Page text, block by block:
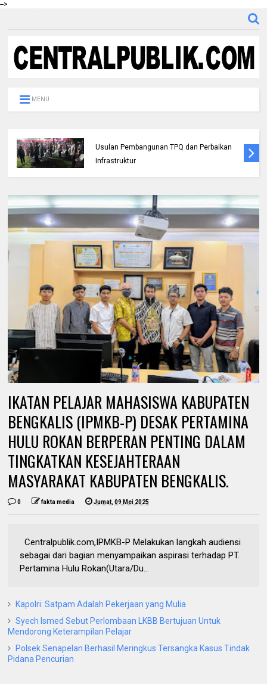
-->
MENU
KONI Rohul Gelar Rakorsi dan Bentuk Tim
Panitia Penjaringan
IKATAN PELAJAR MAHASISWA KABUPATEN
BENGKALIS (IPMKB-P) DESAK PERTAMINA
HULU ROKAN BERPERAN PENTING DALAM
TINGKATKAN KESEJAHTERAAN
MASYARAKAT KABUPATEN BENGKALIS.
0 fakta media Jumat, 09 Mei 2025
‎Centralpublik.com,IPMKB-P Melakukan langkah audiensi
sebagai dari bagian menyampaikan aspirasi terhadap PT.
Pertamina Hulu Rokan(Utara/Du...
Kapolri: Satpam Adalah Pekerjaan yang Mulia
Syech Ismed Sebut Perlombaan LKBB Bertujuan Untuk
Mendorong Keterampilan Pelajar
Polsek Senapelan Berhasil Meringkus Tersangka Kasus Tindak
Pidana Pencurian